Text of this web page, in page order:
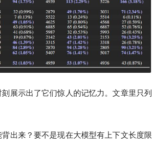
展示出了它们惊人的记忆力。文章里只列
出来？要不是现在大模型有上下文长度限